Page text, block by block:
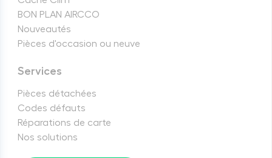
BON PLAN AIRCCO
Nouveautés
Pièces d'occasion ou neuve
Services
Pièces détachées
Codes défauts
Réparations de carte
Nos solutions